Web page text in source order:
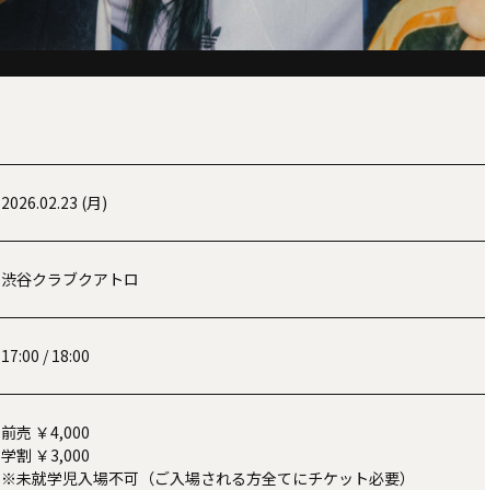
2026.02.23 (月)
渋谷クラブクアトロ
17:00 / 18:00
前売 ￥4,000
学割 ￥3,000
※未就学児入場不可（ご入場される方全てにチケット必要）